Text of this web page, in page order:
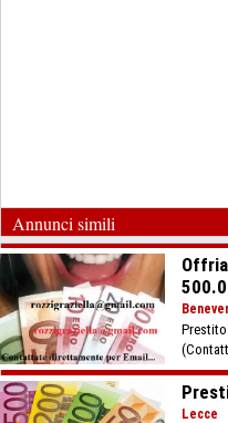
Annunci simili
Lecce